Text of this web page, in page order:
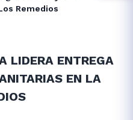
Remedios
LIDERA ENTREGA
EN LA